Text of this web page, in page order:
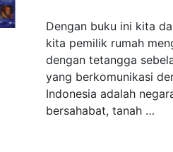
Dengan buku ini kita
kita pemilik rumah
dengan tetangga
yang berkomunikasi
Indonesia adalah
bersahabat, tanah …